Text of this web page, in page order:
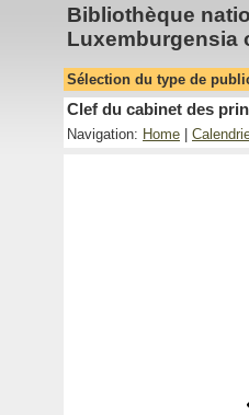
Bibliothèque
Luxemburgensia
Sélection du type de
Clef du cabinet des
Navigation: Home